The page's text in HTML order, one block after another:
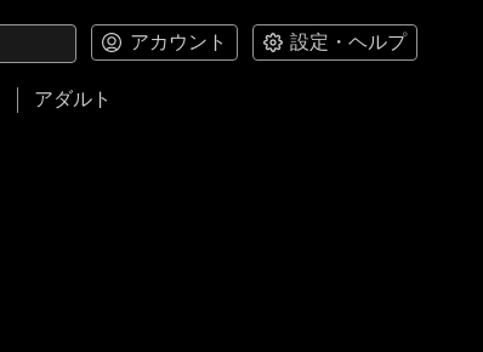
アカウント 設定・ヘルプ
アダルト